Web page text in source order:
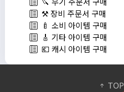
⚒️ 장비 주문서 구매
🍼 소비 아이템 구매
🎸 기타 아이템 구매
💶 캐시 아이템 구매
TOP